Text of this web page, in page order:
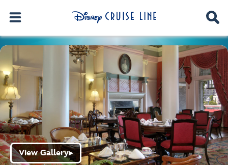
View Gallery▶